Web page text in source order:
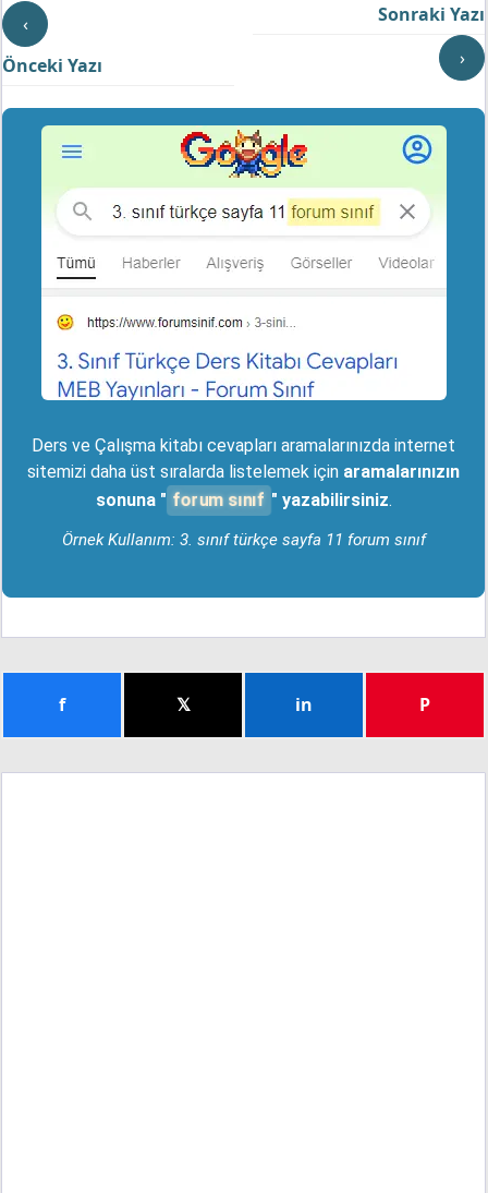
‹
Önceki Yazı
Sonraki Yazı
›
Ders ve Çalışma kitabı cevapları aramalarınızda internet
sitemizi daha üst sıralarda listelemek için aramalarınızın
sonuna " forum sınıf " yazabilirsiniz.
Örnek Kullanım: 3. sınıf türkçe sayfa 11 forum sınıf
f 𝕏 in P